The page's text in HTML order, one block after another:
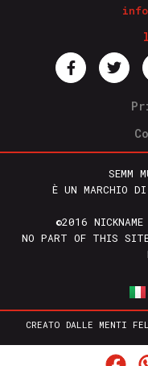
SEMM
È UN MARCHIO
©2016
NO PART OF THIS SITE
CREATO DALLE MENTI